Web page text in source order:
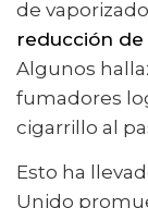
de
reducción
Algunos
fumadores
cigarrillo al
Esto ha
Unido